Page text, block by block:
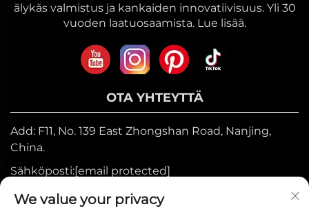
älykäs valmistus ja kankaiden innovatiivisuus. Yli 30
vuoden laatuosaamista. Lue lisää.
OTA YHTEYTTÄ
Add: F11, No. 139 East Zhongshan Road, Nanjing,
China.
Sähköposti:[email protected]
Mobiili:+86-17327710449
We value your privacy